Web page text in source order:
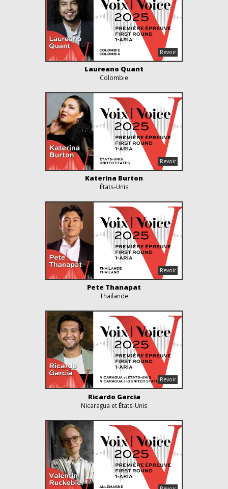
Laureano Quant
Colombie
Katerina Burton
États-Unis
Pete Thanapat
Thaïlande
Ricardo Garcia
Nicaragua et États-Unis